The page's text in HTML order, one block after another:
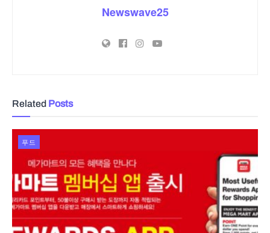
Newswave25
Related Posts
푸드